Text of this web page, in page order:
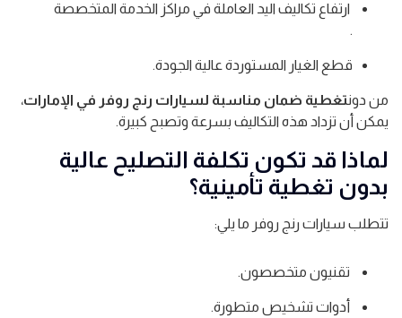
ارتفاع تكاليف اليد العاملة في مراكز الخدمة المتخصصة
.
قطع الغيار المستوردة عالية الجودة.
من دونتغطية ضمان مناسبة لسيارات رنج روفر في الإمارات،
يمكن أن تزداد هذه التكاليف بسرعة وتصبح كبيرة.
لماذا قد تكون تكلفة التصليح عالية
بدون تغطية تأمينية؟
تتطلب سيارات رنج روفر ما يلي:
تقنيون متخصصون.
أدوات تشخيص متطورة.